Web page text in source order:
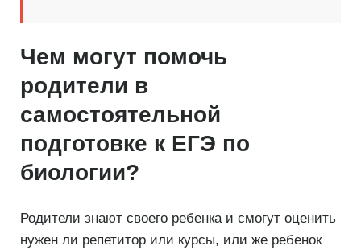
Чем могут помочь
родители в
самостоятельной
подготовке к ЕГЭ по
биологии?
Родители знают своего ребенка и смогут оценить
нужен ли репетитор или курсы, или же ребенок